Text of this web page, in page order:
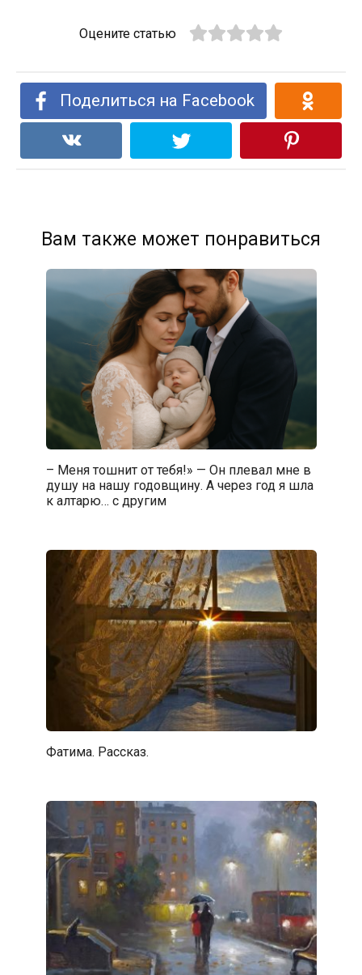
Оцените статью
Поделиться на Facebook
Вам также может понравиться
– Меня тошнит от тебя!» — Он плевал мне в
душу на нашу годовщину. А через год я шла
к алтарю… с другим
Фатима. Рассказ.